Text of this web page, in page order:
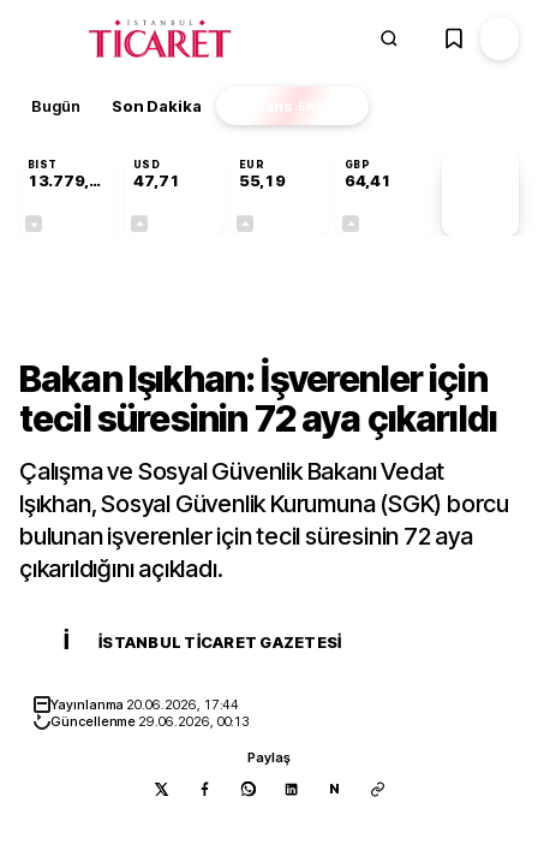
Bugün Son Dakika Finans EKSTRA
BIST
13.779,39
USD
47,71
EUR
55,19
GBP
64,41
Bakan Işıkhan: İşverenler için
tecil süresinin 72 aya çıkarıldı
Çalışma ve Sosyal Güvenlik Bakanı Vedat
Işıkhan, Sosyal Güvenlik Kurumuna (SGK) borcu
bulunan işverenler için tecil süresinin 72 aya
çıkarıldığını açıkladı.
İ İSTANBUL TICARET GAZETESI
Yayınlanma 20.06.2026, 17:44
Güncellenme 29.06.2026, 00:13
Paylaş
N